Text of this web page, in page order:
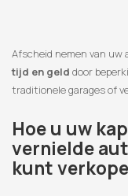
Afscheid nemen van uw
tijd en geld door
traditionele garages of
Hoe u uw
vernielde
kunt